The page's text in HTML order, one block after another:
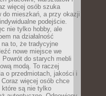
więcej osób szuka
do mieszkań, a przy okazji
podejście.
nie tylko hobby, ale
na działalność
na to, że tradycyjne
nowe miejsce we
Powrót do starych mebli
modą. To raczej
o przedmiotach, jakości i
więcej osób chce
są nie tylko